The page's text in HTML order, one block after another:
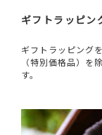
ギフトラッピン
ギフトラッピング
（特別価格品）を
す。